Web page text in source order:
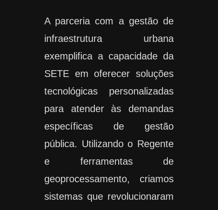
A parceria com a gestão de
infraestrutura urbana
exemplifica a capacidade da
SETE em oferecer soluções
tecnológicas personalizadas
para atender às demandas
específicas de gestão
pública. Utilizando o Regente
e ferramentas de
geoprocessamento, criamos
sistemas que revolucionaram